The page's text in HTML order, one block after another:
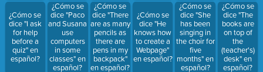
¿Cómo se
dice "I ask
for help
before a
quiz" en
español?
¿Cómo se
dice "Paco
and Susana
use
computers
in some
classes" en
español?
¿Cómo se
dice "There
are as many
pencils as
there are
pens in my
backpack"
en español?
¿Cómo se
dice "He
knows how
to create a
Webpage"
en español?
¿Cómo se
dice "She
has been
singing in
the choir for
five
months" en
español?
¿Cómo se
dice "The
books are
on top of
the
(teacher's)
desk" en
español?